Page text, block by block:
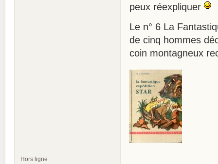
peux réexpliquer
Le n° 6 La
de cinq hommes
coin montagneux
Hors ligne